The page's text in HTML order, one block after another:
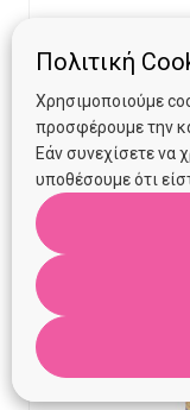
Πολιτική
Χρησιμοποιούμε
προσφέρουμε την
Εάν συνεχίσετε να
υποθέσουμε ότι